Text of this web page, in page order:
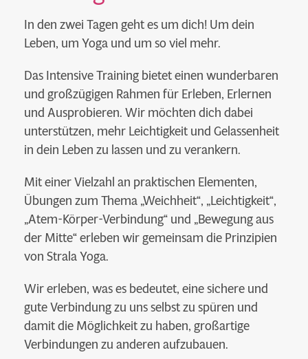
In den zwei Tagen geht es um dich! Um dein
Leben, um Yoga und um so viel mehr.
Das Intensive Training bietet einen wunderbaren
und großzügigen Rahmen für Erleben, Erlernen
und Ausprobieren. Wir möchten dich dabei
unterstützen, mehr Leichtigkeit und Gelassenheit
in dein Leben zu lassen und zu verankern.
Mit einer Vielzahl an praktischen Elementen,
Übungen zum Thema „Weichheit“, „Leichtigkeit“,
„Atem-Körper-Verbindung“ und „Bewegung aus
der Mitte“ erleben wir gemeinsam die Prinzipien
von Strala Yoga.
Wir erleben, was es bedeutet, eine sichere und
gute Verbindung zu uns selbst zu spüren und
damit die Möglichkeit zu haben, großartige
Verbindungen zu anderen aufzubauen.